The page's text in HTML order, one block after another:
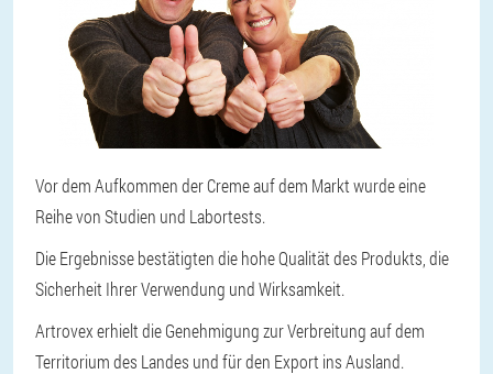
Vor dem Aufkommen der Creme auf dem Markt wurde eine
Reihe von Studien und Labortests.
Die Ergebnisse bestätigten die hohe Qualität des Produkts, die
Sicherheit Ihrer Verwendung und Wirksamkeit.
Artrovex erhielt die Genehmigung zur Verbreitung auf dem
Territorium des Landes und für den Export ins Ausland.